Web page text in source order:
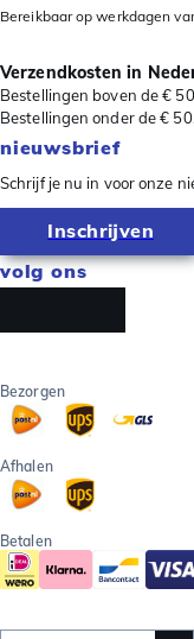
Bereikbaar op werkdagen
Verzendkosten in
Bestellingen boven de €
Bestellingen onder de €
nieuwsbrief
Schrijf je nu in voor onze
Inschrijven
volg ons
Bezorgen
Afhalen
Betalen